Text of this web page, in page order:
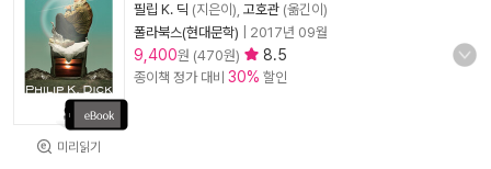
미리읽기
필립 K. 딕 (지은이), 고호관 (옮긴이)
폴라북스(현대문학)
2017년 09월
9,400원 (470원) 8.5
종이책 정가 대비 30% 할인